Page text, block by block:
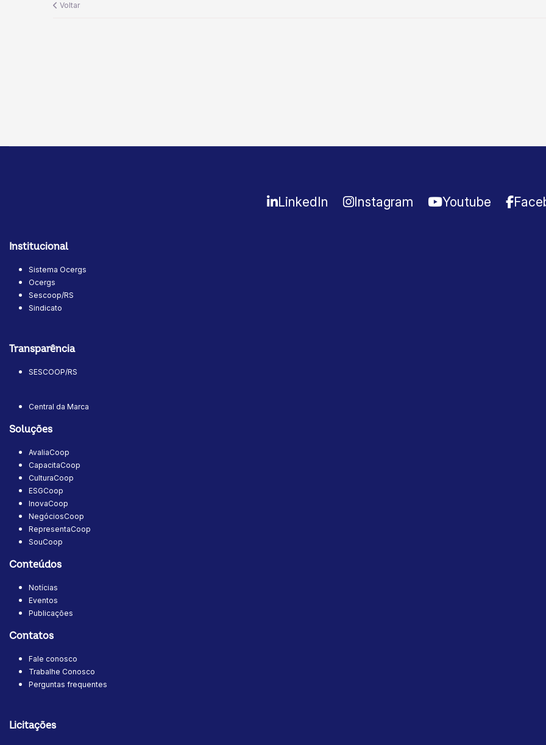
Voltar
LinkedIn Instagram Youtube
Institucional
Sistema Ocergs
Ocergs
Sescoop/RS
Sindicato
Transparência
SESCOOP/RS
Central da Marca
Soluções
AvaliaCoop
CapacitaCoop
CulturaCoop
ESGCoop
InovaCoop
NegóciosCoop
RepresentaCoop
SouCoop
Conteúdos
Notícias
Eventos
Publicações
Contatos
Fale conosco
Trabalhe Conosco
Perguntas frequentes
Licitações